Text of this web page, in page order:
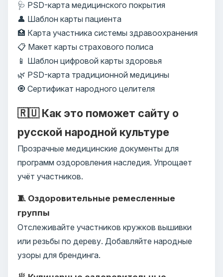
🩺 PSD-карта медицинского покрытия
👤 Шаблон карты пациента
🏥 Карта участника системы здравоохранения
📋 Макет карты страхового полиса
📱 Шаблон цифровой карты здоровья
🌿 PSD-карта традиционной медицины
🧿 Сертификат народного целителя
🇷🇺 Как это поможет сайту о
русской народной культуре
Прозрачные медицинские документы для
программ оздоровления наследия. Упрощает
учёт участников.
🧵 Оздоровительные ремесленные
группы
Отслеживайте участников кружков вышивки
или резьбы по дереву. Добавляйте народные
узоры для брендинга.